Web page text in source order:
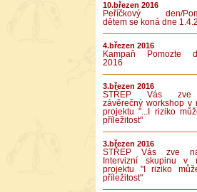
10.březen 2016
Peříčkový den/
dětem se koná dne
4.březen 2016
Kampaň Pomozte
2016
3.březen 2016
STŘEP Vás
závěrečný workshop v
projektu "...I riziko
příležitost"
3.březen 2016
STŘEP Vás zve
Intervizní skupinu v
projektu "I riziko
příležitost"